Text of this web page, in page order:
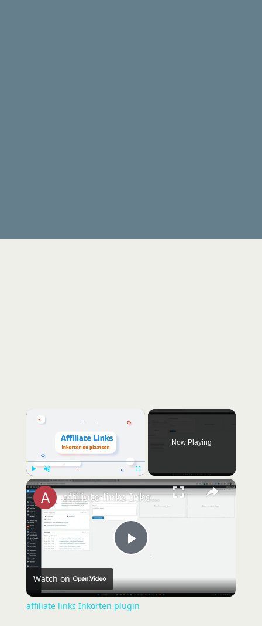
Play Unmute
Now Playing
×
P
l
affiliate links Inkorten plugin
Watch on
affiliate links Inkorten plugin